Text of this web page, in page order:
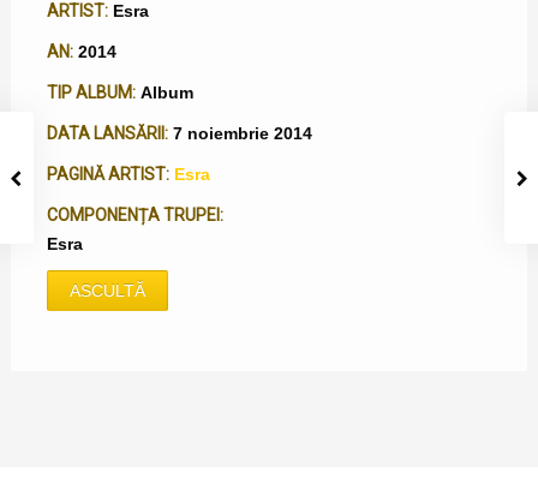
ARTIST: Esra
AN: 2014
TIP ALBUM: Album
DATA LANSĂRII: 7 noiembrie 2014
PAGINĂ ARTIST: Esra
COMPONENȚA TRUPEI:
Esra
ASCULTĂ